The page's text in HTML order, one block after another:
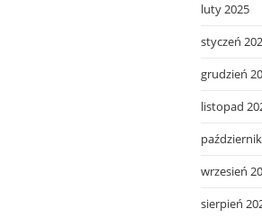
luty 2025
styczeń
grudzień
listopad
wrzesień
sierpień